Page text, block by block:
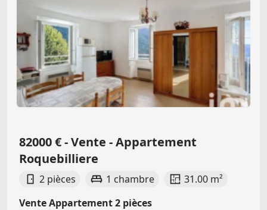
82000 € - Vente - Appartement
Roquebilliere
2 pièces 1 chambre
31.00 m²
Vente Appartement 2 pièces